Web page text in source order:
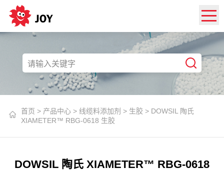
首页 > 产品中心> 线缆料添加剂 > 生胶 > DOWSIL 陶氏
XIAMETER™ RBG-0618 生胶
DOWSIL 陶氏 XIAMETER™ RBG-0618